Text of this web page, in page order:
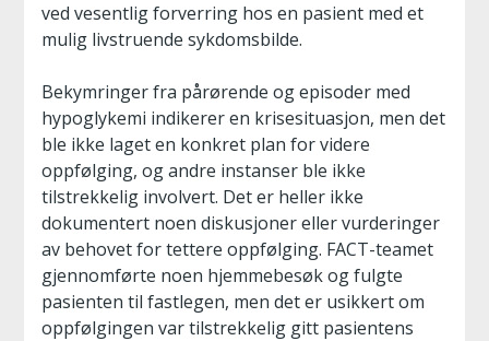
ved vesentlig forverring hos en pasient med et
mulig livstruende sykdomsbilde.
Bekymringer fra pårørende og episoder med
hypoglykemi indikerer en krisesituasjon, men det
ble ikke laget en konkret plan for videre
oppfølging, og andre instanser ble ikke
tilstrekkelig involvert. Det er heller ikke
dokumentert noen diskusjoner eller vurderinger
av behovet for tettere oppfølging. FACT-teamet
gjennomførte noen hjemmebesøk og fulgte
pasienten til fastlegen, men det er usikkert om
oppfølgingen var tilstrekkelig gitt pasientens